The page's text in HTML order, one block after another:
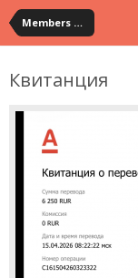
Members Albums Category
Квитанция